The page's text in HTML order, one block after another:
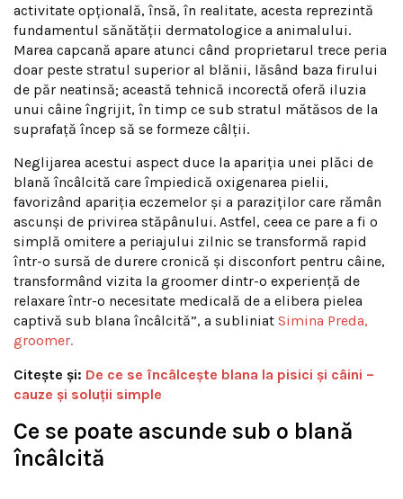
activitate opțională, însă, în realitate, acesta reprezintă
fundamentul sănătății dermatologice a animalului.
Marea capcană apare atunci când proprietarul trece peria
doar peste stratul superior al blănii, lăsând baza firului
de păr neatinsă; această tehnică incorectă oferă iluzia
unui câine îngrijit, în timp ce sub stratul mătăsos de la
suprafață încep să se formeze câlții.
Neglijarea acestui aspect duce la apariția unei plăci de
blană încâlcită care împiedică oxigenarea pielii,
favorizând apariția eczemelor și a paraziților care rămân
ascunși de privirea stăpânului. Astfel, ceea ce pare a fi o
simplă omitere a periajului zilnic se transformă rapid
într-o sursă de durere cronică și disconfort pentru câine,
transformând vizita la groomer dintr-o experiență de
relaxare într-o necesitate medicală de a elibera pielea
captivă sub blana încâlcită”, a subliniat Simina Preda,
groomer.
Citește și: De ce se încâlcește blana la pisici și câini –
cauze și soluții simple
Ce se poate ascunde sub o blană
încâlcită